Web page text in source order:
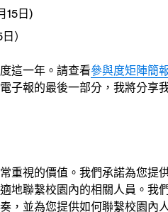
15日)
）
這一年。請查看參與度矩陣簡
子報的最後一部分，我將分享
重視的價值。我們承諾為您提
地聯繫校園內的相關人員。我
，並為您提供如何聯繫校園內